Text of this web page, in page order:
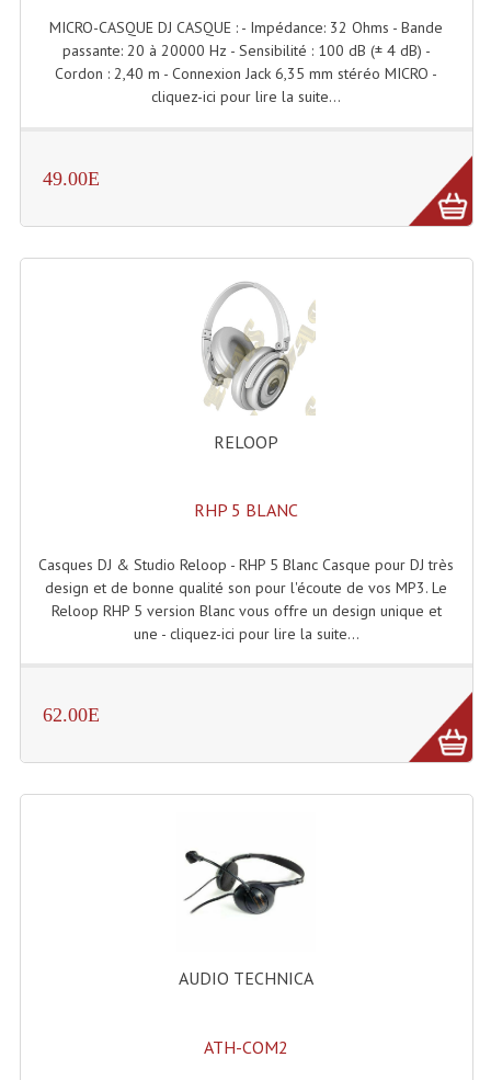
Enceintes (Ecoutes De Studio)
Enceintes Autonomes Portables Amplifiées
Haut Parleurs Sono
Filtres Passifs
Haut-Parleurs Amplis Guitare
Lecteurs Audio & Sources
Platines Disque Vinyles
Lecteurs Cd À Plats
Lecteurs Lasers Simple Et Mp3 (rack 19")
Digital Package Et Logiciel
Platines Dvd Pour Dj
MICRO-CASQUE DJ CASQUE : - Impédance: 32 Ohms - Bande
passante: 20 à 20000 Hz - Sensibilité : 100 dB (± 4 dB) -
Cordon : 2,40 m - Connexion Jack 6,35 mm stéréo MICRO -
cliquez-ici pour lire la suite...
49.00E
RELOOP
RHP 5 BLANC
Casques DJ & Studio Reloop - RHP 5 Blanc Casque pour DJ très
design et de bonne qualité son pour l'écoute de vos MP3. Le
Reloop RHP 5 version Blanc vous offre un design unique et
une - cliquez-ici pour lire la suite...
62.00E
AUDIO TECHNICA
ATH-COM2